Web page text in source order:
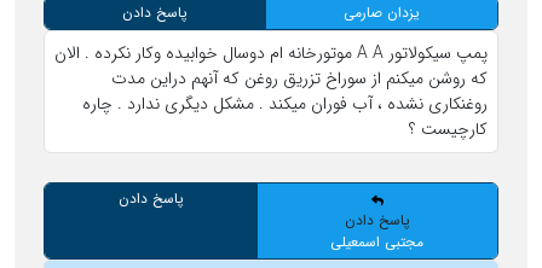
یزدان صارمی پاسخ دادن
پمپ سیکولاتور A A موتورخانه ام دوسال خوابیده وکار نکرده . الان
که روشن میکنم از سوراخ تزریق روغن که آنهم دراین مدت
روغنکاری نشده ، آب فوران میکند . مشکل دیگری ندارد . چاره
کارچیست ؟
پاسخ دادن
مجتبی اسمعیلی
پاسخ دادن